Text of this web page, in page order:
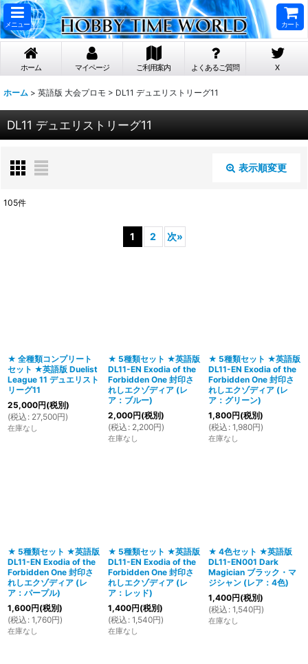
メニュー カート
ホーム マイページ ご利用案内 よくあるご質問 X
ホーム > 英語版 大会プロモ > DL11 デュエリストリーグ11
DL11 デュエリストリーグ11
表示順変更
105件
1 2 次»
★ 全種類コンプリート
セット ★英語版 Duelist
League 11 デュエリスト
リーグ11
25,000円(税別)
(税込 : 27,500円)
在庫なし
★ 5種類セット ★英語版
DL11-EN Exodia of the
Forbidden One 封印さ
れしエクゾディア (レ
ア：ブルー)
2,000円(税別)
(税込 : 2,200円)
在庫なし
★ 5種類セット ★英語版
DL11-EN Exodia of the
Forbidden One 封印さ
れしエクゾディア (レ
ア：グリーン)
1,800円(税別)
(税込 : 1,980円)
在庫なし
★ 5種類セット ★英語版
DL11-EN Exodia of the
Forbidden One 封印さ
れしエクゾディア (レ
ア：パープル)
1,600円(税別)
(税込 : 1,760円)
在庫なし
★ 5種類セット ★英語版
DL11-EN Exodia of the
Forbidden One 封印さ
れしエクゾディア (レ
ア：レッド)
1,400円(税別)
(税込 : 1,540円)
在庫なし
★ 4色セット ★英語版
DL11-EN001 Dark
Magician ブラック・マ
ジシャン (レア：4色)
1,400円(税別)
(税込 : 1,540円)
在庫なし